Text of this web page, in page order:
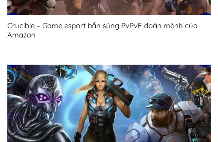
Crucible – Game esport bắn súng PvPvE đoản mệnh của
Amazon